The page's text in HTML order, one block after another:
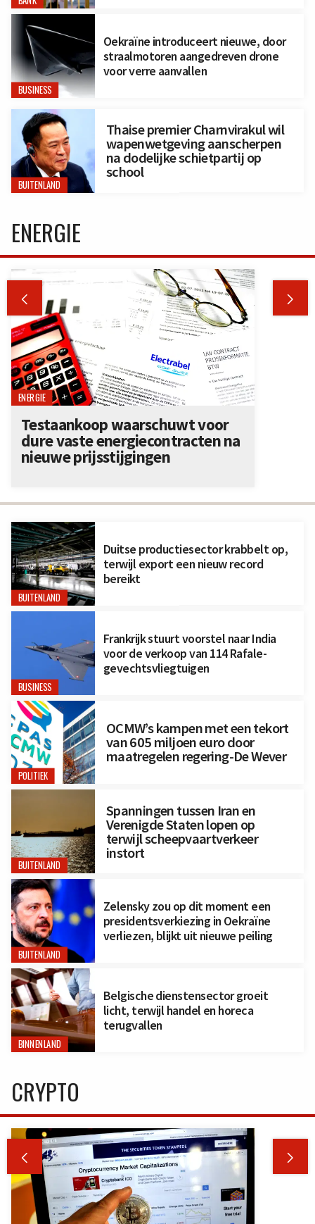
BUSINESS
Oekraïne introduceert nieuwe, door
straalmotoren aangedreven drone
voor verre aanvallen
BUITENLAND
Thaise premier Charnvirakul wil
wapenwetgeving aanscherpen
na dodelijke schietpartij op
school
BUITENLAND
Duitse productiesector krabbelt op,
terwijl export een nieuw record
bereikt
BUSINESS
Frankrijk stuurt voorstel naar India
voor de verkoop van 114 Rafale-
gevechtsvliegtuigen
POLITIEK
OCMW’s kampen met een tekort
van 605 miljoen euro door
maatregelen regering-De Wever
BUITENLAND
Spanningen tussen Iran en
Verenigde Staten lopen op
terwijl scheepvaartverkeer
instort
BUITENLAND
Zelensky zou op dit moment een
presidentsverkiezing in Oekraïne
verliezen, blijkt uit nieuwe peiling
BINNENLAND
Belgische dienstensector groeit
licht, terwijl handel en horeca
terugvallen
ENERGIE
 
ENERGIE
Testaankoop waarschuwt voor
dure vaste energiecontracten na
nieuwe prijsstijgingen
CRYPTO
 